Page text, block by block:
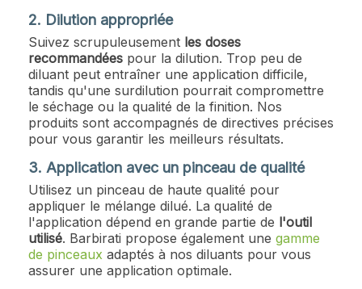
2. Dilution appropriée
Suivez scrupuleusement les doses
recommandées pour la dilution. Trop peu de
diluant peut entraîner une application difficile,
tandis qu'une surdilution pourrait compromettre
le séchage ou la qualité de la finition. Nos
produits sont accompagnés de directives précises
pour vous garantir les meilleurs résultats.
3. Application avec un pinceau de qualité
Utilisez un pinceau de haute qualité pour
appliquer le mélange dilué. La qualité de
l'application dépend en grande partie de l'outil
utilisé. Barbirati propose également une gamme
de pinceaux adaptés à nos diluants pour vous
assurer une application optimale.